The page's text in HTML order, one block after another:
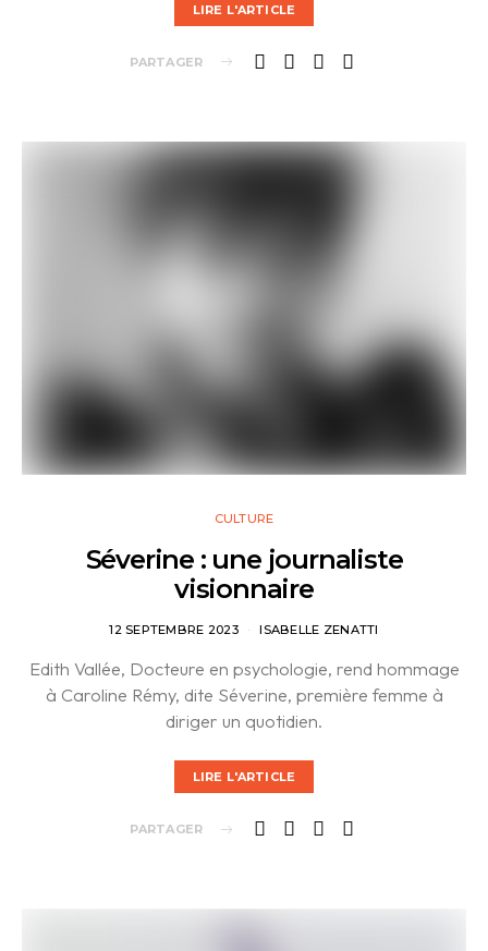
LIRE L'ARTICLE
PARTAGER
CULTURE
Séverine : une journaliste
visionnaire
12 SEPTEMBRE 2023 ISABELLE ZENATTI
Edith Vallée, Docteure en psychologie, rend hommage
à Caroline Rémy, dite Séverine, première femme à
diriger un quotidien.
LIRE L'ARTICLE
PARTAGER